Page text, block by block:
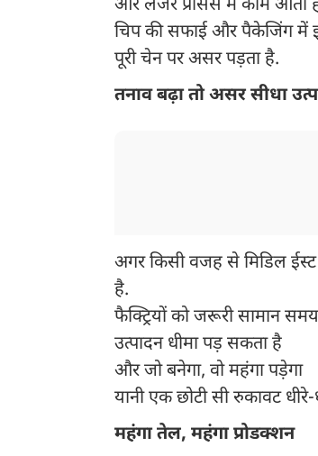
और लेजर प्रोसेस में काम आती
चिप की सफाई और पैकेजिंग में
पूरी चेन पर असर पड़ता है.
तनाव बढ़ा तो असर सीधा
अगर किसी वजह से मिडिल
है.
फैक्ट्रियों को जरूरी सामान
उत्पादन धीमा पड़ सकता है
और जो बनेगा, वो महंगा पड़ेगा
यानी एक छोटी सी रुकावट
महंगा तेल, महंगा प्रोडक्शन